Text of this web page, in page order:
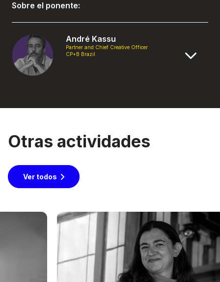
Sobre el ponente:
André Kassu
Partner and Chief Creative Officer
CP+B Brazil
Otras actividades
Ver todos